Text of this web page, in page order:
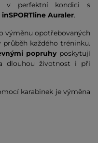
v perfektní kondici s
Auraler.
výměnu opotřebovaných
každého tréninku.
popruhyposkytují
dlouhou životnost i při
karabinek je výměna